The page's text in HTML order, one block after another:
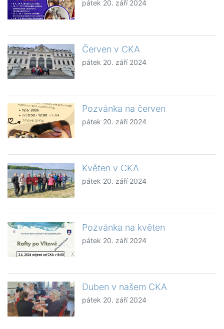
pátek 20. září 2024
Červen v CKA
pátek 20. září 2024
Pozvánka na červen
pátek 20. září 2024
Květen v CKA
pátek 20. září 2024
Pozvánka na květen
pátek 20. září 2024
Duben v našem CKA
pátek 20. září 2024